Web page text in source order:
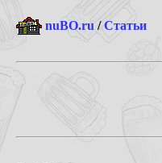
nuBO.ru /Статьи